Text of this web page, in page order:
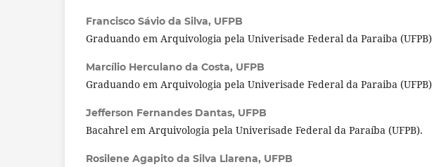
Francisco Sávio da Silva, UFPB
Graduando em Arquivologia pela Univerisade Federal da Paraiba (UFPB)
Marcílio Herculano da Costa, UFPB
Graduando em Arquivologia pela Univerisade Federal da Paraiba (UFPB)
Jefferson Fernandes Dantas, UFPB
Bacahrel em Arquivologia pela Univerisade Federal da Paraíba (UFPB).
Rosilene Agapito da Silva Llarena, UFPB